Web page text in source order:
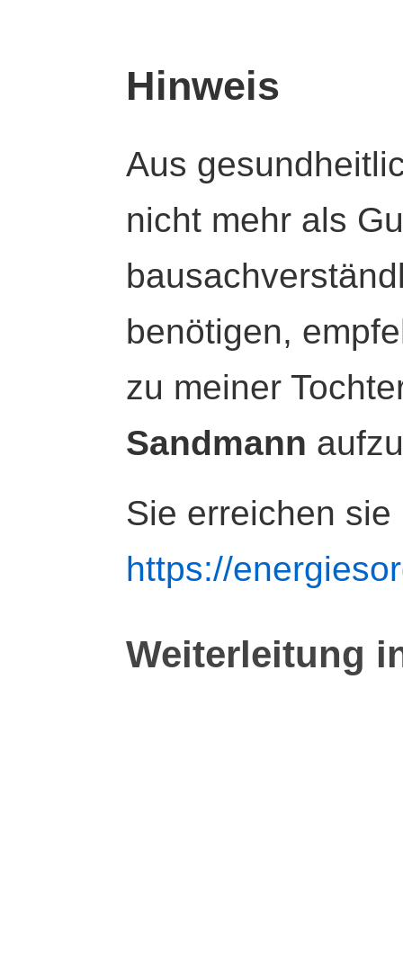
Hinweis
Aus
nicht mehr als
benötigen,
zu meiner
Sandmann
Sie erreichen sie
https://
Weiterleitung